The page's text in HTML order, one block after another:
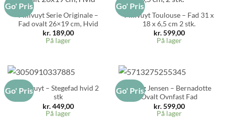
Go' Pris
Pillivuyt Serie Originale –
Fad ovalt 26×19 cm, Hvid
kr.189,00
På lager
Go' Pris
Pillivuyt Toulouse – Fad 31 x
18 x 6,5 cm 2 stk.
kr.599,00
På lager
Go' PrisPillivuyt – Stegefad hvid 2
stk
kr.449,00
På lager
Go' Pris
Georg Jensen – Bernadotte
Ovalt Ovnfast Fad
kr.599,00
På lager